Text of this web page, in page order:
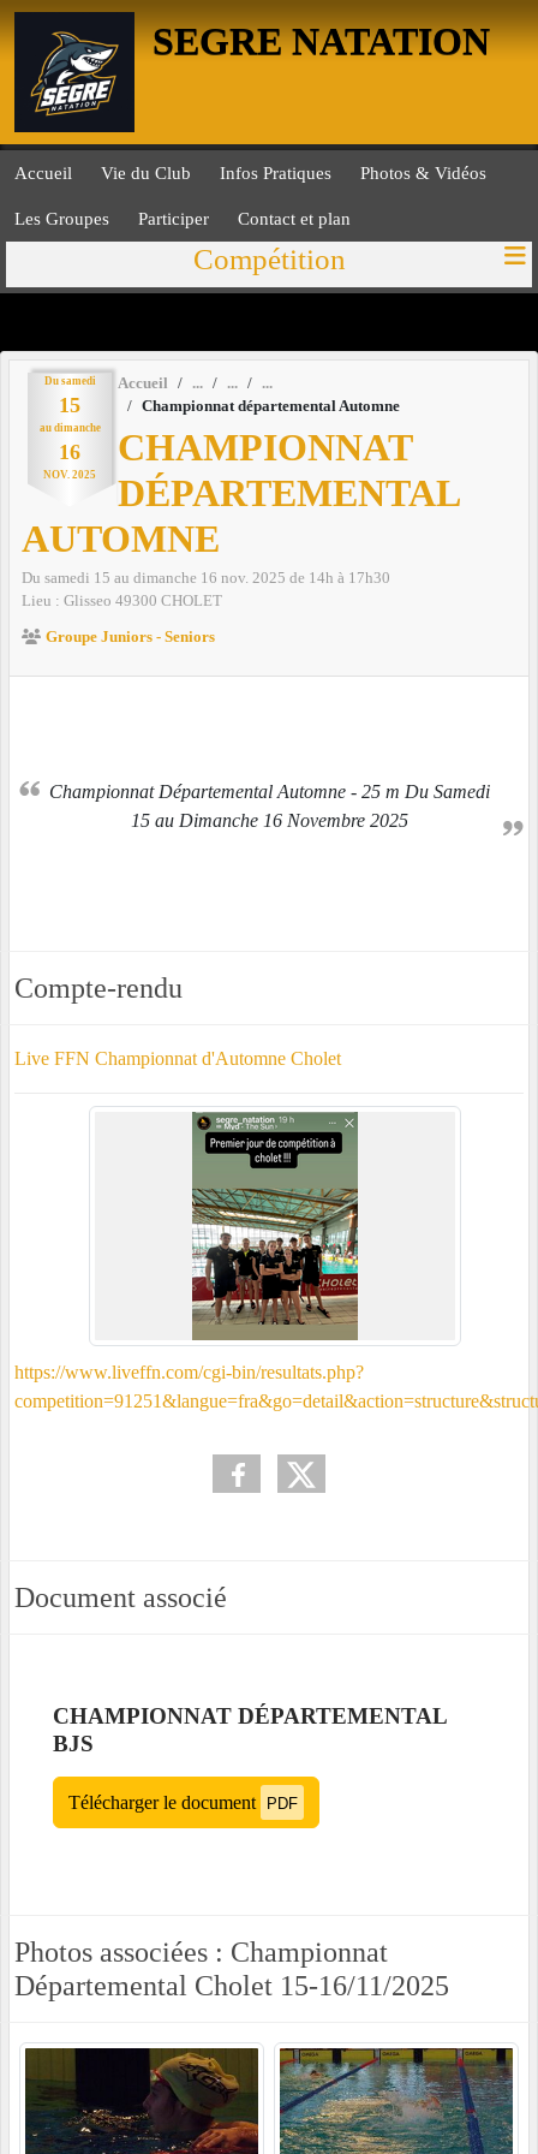
SEGRE NATATION
Accueil Vie du Club Infos Pratiques Photos & Vidéos
Les Groupes Participer Contact et plan
Compétition
Du samedi
15
au dimanche
16
NOV. 2025
Accueil
Championnat départemental Automne
CHAMPIONNAT
DÉPARTEMENTAL
AUTOMNE
Du samedi 15 au dimanche 16 nov. 2025 de 14h à 17h30
Lieu : Glisseo 49300 CHOLET
Groupe Juniors - Seniors
Championnat Départemental Automne - 25 m Du Samedi
15 au Dimanche 16 Novembre 2025
Compte-rendu
Live FFN Championnat d'Automne Cholet
https://www.liveffn.com/cgi-bin/resultats.php?
Document associé
CHAMPIONNAT DÉPARTEMENTAL
BJS
Télécharger le document PDF
Photos associées : Championnat
Départemental Cholet 15-16/11/2025
Panneau de gestion des cookies